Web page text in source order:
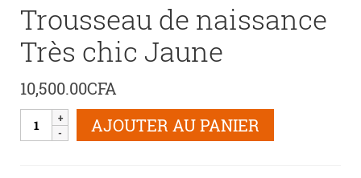
Trousseau de naissance
Très chic Jaune
10,500.00CFA
quantité
AJOUTER AU PANIER